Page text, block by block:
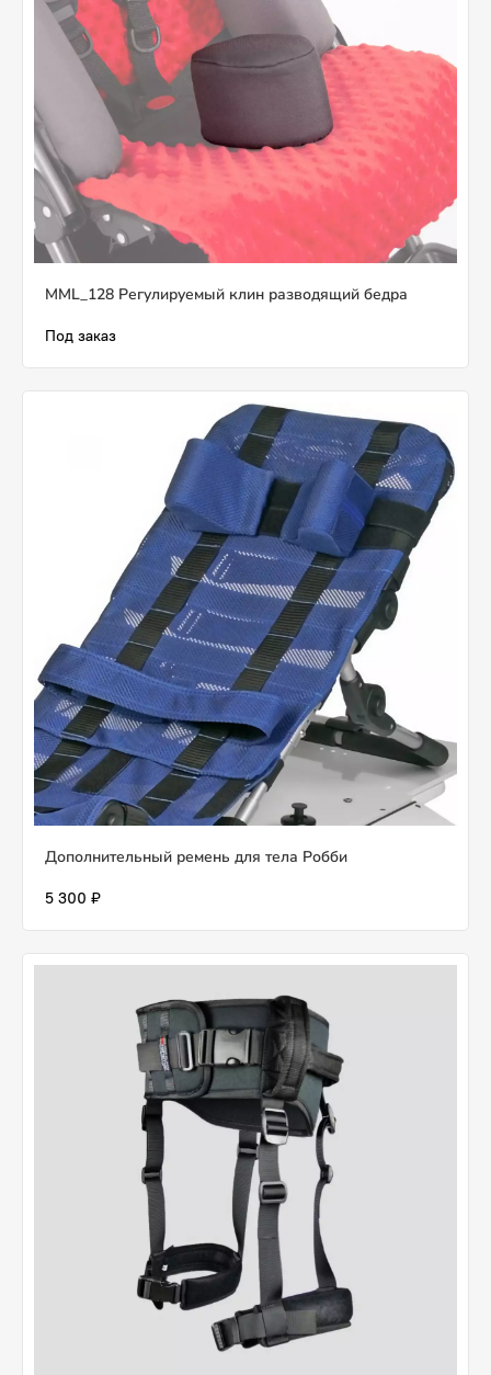
MML_128 Регулируемый клин разводящий бедра
Под заказ
Дополнительный ремень для тела Робби
5 300 ₽